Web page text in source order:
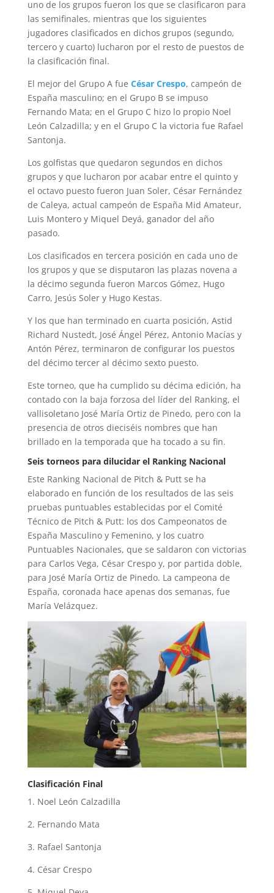
uno de los grupos fueron los que se clasificaron para
las semifinales, mientras que los siguientes
jugadores clasificados en dichos grupos (segundo,
tercero y cuarto) lucharon por el resto de puestos de
la clasificación final.
El mejor del Grupo A fue César Crespo, campeón de
España masculino; en el Grupo B se impuso
Fernando Mata; en el Grupo C hizo lo propio Noel
León Calzadilla; y en el Grupo C la victoria fue Rafael
Santonja.
Los golfistas que quedaron segundos en dichos
grupos y que lucharon por acabar entre el quinto y
el octavo puesto fueron Juan Soler, César Fernández
de Caleya, actual campeón de España Mid Amateur,
Luis Montero y Miquel Deyá, ganador del año
pasado.
Los clasificados en tercera posición en cada uno de
los grupos y que se disputaron las plazas novena a
la décimo segunda fueron Marcos Gómez, Hugo
Carro, Jesús Soler y Hugo Kestas.
Y los que han terminado en cuarta posición, Astid
Richard Nustedt, José Ángel Pérez, Antonio Macías y
Antón Pérez, terminaron de configurar los puestos
del décimo tercer al décimo sexto puesto.
Este torneo, que ha cumplido su décima edición, ha
contado con la baja forzosa del líder del Ranking, el
vallisoletano José María Ortiz de Pinedo, pero con la
presencia de otros dieciséis nombres que han
brillado en la temporada que ha tocado a su fin.
Seis torneos para dilucidar el Ranking Nacional
Este Ranking Nacional de Pitch & Putt se ha
elaborado en función de los resultados de las seis
pruebas puntuables establecidas por el Comité
Técnico de Pitch & Putt: los dos Campeonatos de
España Masculino y Femenino, y los cuatro
Puntuables Nacionales, que se saldaron con victorias
para Carlos Vega, César Crespo y, por partida doble,
para José María Ortiz de Pinedo. La campeona de
España, coronada hace apenas dos semanas, fue
María Velázquez.
Clasificación Final
1. Noel León Calzadilla
2. Fernando Mata
3. Rafael Santonja
4. César Crespo